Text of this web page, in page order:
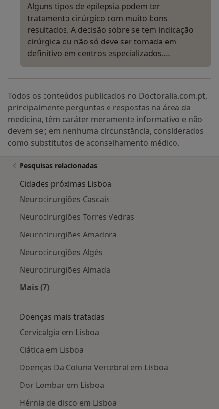
Alguns tipos de epilepsia podem ter
tratamento cirúrgico com muito bons
resultados. A decisão sobre se tem indicação
cirúrgica ou não só deve ser tomada em
definitivo em centros especializados.…
Todos os conteúdos publicados no Doctoralia.com.pt,
principalmente perguntas e respostas na área da
medicina, têm caráter meramente informativo e não
devem ser, em nenhuma circunstância, considerados
como substitutos de aconselhamento médico.
Pesquisas relacionadas
Cidades próximas Lisboa
Neurocirurgiões Cascais
Neurocirurgiões Torres Vedras
Neurocirurgiões Amadora
Neurocirurgiões Algés
Neurocirurgiões Almada
Mais (7)
Doenças mais tratadas
Cervicalgia em Lisboa
Ciática em Lisboa
Doenças Da Coluna Vertebral em Lisboa
Dor Lombar em Lisboa
Hérnia de disco em Lisboa